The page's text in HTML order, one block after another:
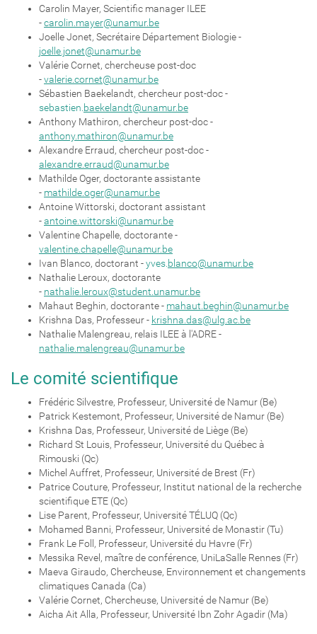
Carolin Mayer, Scientific manager ILEE
-carolin.mayer@unamur.be
Joelle Jonet, Secrétaire Département Biologie -
joelle.jonet@unamur.be
Valérie Cornet, chercheuse post-doc
-valerie.cornet@unamur.be
Sébastien Baekelandt, chercheur post-doc -
sebastien. baekelandt@unamur.be
Anthony Mathiron, chercheur post-doc -
anthony.mathiron@unamur.be
Alexandre Erraud, chercheur post-doc -
alexandre.erraud@unamur.be
Mathilde Oger, doctorante assistante
- mathilde.oger@unamur.be
Antoine Wittorski, doctorant assistant
-antoine.wittorski@unamur.be
Valentine Chapelle, doctorante -
valentine.chapelle@unamur.be
Ivan Blanco, doctorant -yves. blanco@unamur.be
Nathalie Leroux, doctorante
- nathalie.leroux@student.unamur.be
Mahaut Beghin, doctorante - mahaut.beghin@unamur.be
Krishna Das, Professeur - krishna.das@ulg.ac.be
Nathalie Malengreau, relais ILEE à l'ADRE -
nathalie.malengreau@unamur.be
Le comité scientifique
Frédéric Silvestre, Professeur, Université de Namur (Be)
Patrick Kestemont, Professeur, Université de Namur (Be)
Krishna Das, Professeur, Université de Liège (Be)
Richard St Louis, Professeur, Université du Québec à
Rimouski (Qc)
Michel Auffret, Professeur, Université de Brest (Fr)
Patrice Couture, Professeur, Institut national de la recherche
scientifique ETE (Qc)
Lise Parent, Professeur, Université TÉLUQ (Qc)
Mohamed Banni, Professeur, Université de Monastir (Tu)
Frank Le Foll, Professeur, Université du Havre (Fr)
Messika Revel, maître de conférence, UniLaSalle Rennes (Fr)
Maeva Giraudo, Chercheuse, Environnement et changements
climatiques Canada (Ca)
Valérie Cornet, Chercheuse, Université de Namur (Be)
Aicha Ait Alla, Professeur, Université Ibn Zohr Agadir (Ma)